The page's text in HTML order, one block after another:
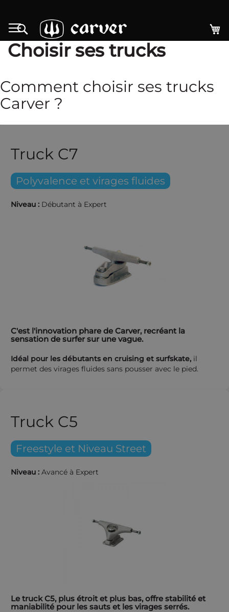
au
contenu
Rechercher
Choisir ses trucks
Comment choisir ses trucks
Carver ?
Truck C7
Polyvalence et virages fluides
Niveau : Débutant à Expert
C'est l'innovation phare de Carver, recréant la
sensation de surfer sur une vague.
Idéal pour les débutants en cruising et surfskate, il
permet des virages fluides sans pousser avec le pied.
Truck C5
Freestyle et Niveau Street
Niveau : Avancé à Expert
Le truck C5, plus étroit et plus bas, offre stabilité et
maniabilité pour les sauts et les virages serrés.